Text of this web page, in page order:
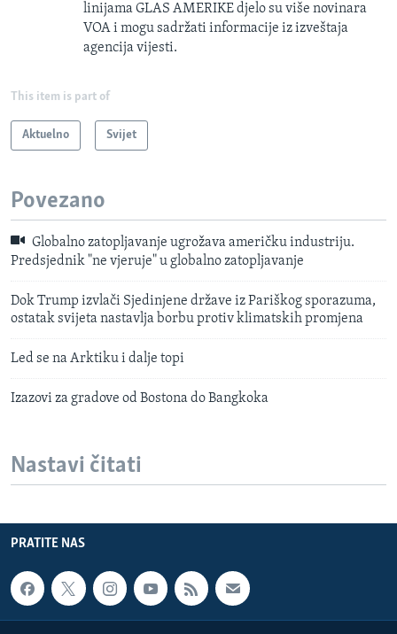
linijama GLAS AMERIKE djelo su više novinara
VOA i mogu sadržati informacije iz izveštaja
agencija vijesti.
This item is part of
Aktuelno Svijet
Povezano
Globalno zatopljavanje ugrožava američku industriju.
Predsjednik "ne vjeruje" u globalno zatopljavanje
Dok Trump izvlači Sjedinjene države iz Pariškog sporazuma,
ostatak svijeta nastavlja borbu protiv klimatskih promjena
Led se na Arktiku i dalje topi
Izazovi za gradove od Bostona do Bangkoka
Nastavi čitati
PRATITE NAS